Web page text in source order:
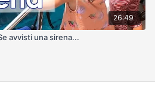
26:49
avvisti una sirena...